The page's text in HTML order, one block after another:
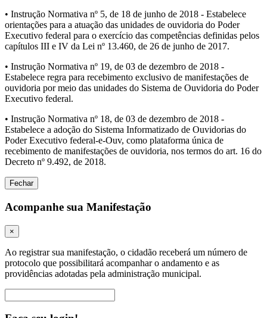
• Instrução Normativa nº 5, de 18 de junho de 2018 - Estabelece
orientações para a atuação das unidades de ouvidoria do Poder
Executivo federal para o exercício das competências definidas pelos
capítulos III e IV da Lei nº 13.460, de 26 de junho de 2017.
• Instrução Normativa nº 19, de 03 de dezembro de 2018 -
Estabelece regra para recebimento exclusivo de manifestações de
ouvidoria por meio das unidades do Sistema de Ouvidoria do Poder
Executivo federal.
• Instrução Normativa nº 18, de 03 de dezembro de 2018 -
Estabelece a adoção do Sistema Informatizado de Ouvidorias do
Poder Executivo federal-e-Ouv, como plataforma única de
recebimento de manifestações de ouvidoria, nos termos do art. 16 do
Decreto nº 9.492, de 2018.
Fechar
Acompanhe sua Manifestação
×
Ao registrar sua manifestação, o cidadão receberá um número de
protocolo que possibilitará acompanhar o andamento e as
providências adotadas pela administração municipal.